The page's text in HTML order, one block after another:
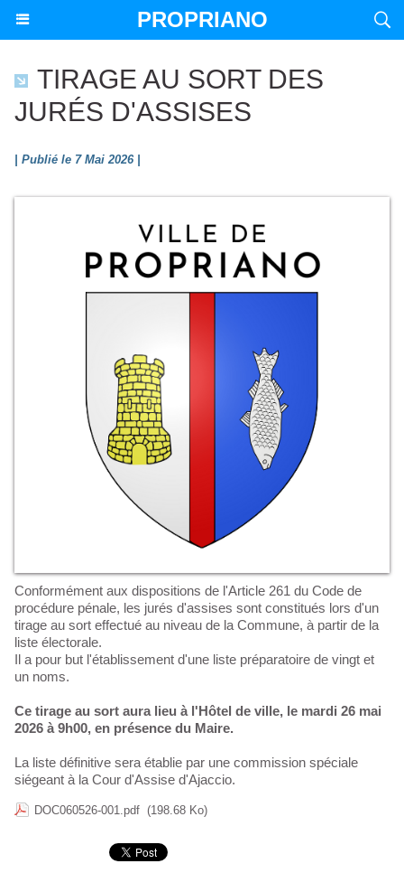
PROPRIANO
TIRAGE AU SORT DES
JURÉS D'ASSISES
| Publié le 7 Mai 2026 |
Conformément aux dispositions de l'Article 261 du Code de
procédure pénale, les jurés d'assises sont constitués lors d'un
tirage au sort effectué au niveau de la Commune, à partir de la
liste électorale.
Il a pour but l'établissement d'une liste préparatoire de vingt et
un noms.
Ce tirage au sort aura lieu à l'Hôtel de ville, le mardi 26 mai
2026 à 9h00, en présence du Maire.
La liste définitive sera établie par une commission spéciale
siégeant à la Cour d'Assise d'Ajaccio.
DOC060526-001.pdf (198.68 Ko)